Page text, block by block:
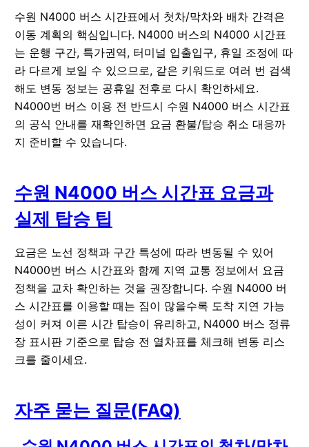
수원 N4000 버스 시간표에서 첫차/막차와 배차 간격은
이동 계획의 핵심입니다. N4000 버스의 N4000 시간표
는 운행 구간, 특가권역, 터미널 입출입구, 휴일 조정에 따
라 다르게 보일 수 있으므로, 같은 키워드로 여러 번 검색
해도 변동 정보는 공휴일 전후로 다시 확인하세요.
N4000번 버스 이용 전 반드시 수원 N4000 버스 시간표
의 공식 안내를 재확인하면 요금 환불/탑승 취소 대응까
지 준비할 수 있습니다.
수원 N4000 버스 시간표 요금과
실제 탑승 팁
요금은 노선 정책과 구간 특성에 따라 변동될 수 있어
N4000번 버스 시간표와 함께 지역 교통 정보에서 요금
정책을 교차 확인하는 것을 권장합니다. 수원 N4000 버
스 시간표를 이용할 때는 짐이 많을수록 도착 지연 가능
성이 커져 이른 시간 탑승이 유리하고, N4000 버스 정류
장 표시판 기준으로 탑승 전 열차표를 체크해 변동 리스
크를 줄이세요.
자주 묻는 질문(FAQ)